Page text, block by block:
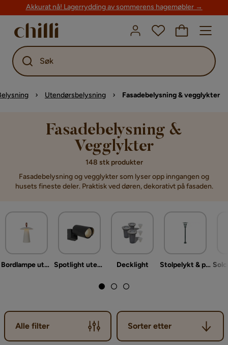
Akkurat nå! Lagerrydding av sommerens hagemøbler →
Søk
Utendørsbelysning Fasadebelysning & vegglykter
Fasadebelysning &
Vegglykter
148 stk produkter
Fasadebelysning og vegglykter som lyser opp inngangen og
husets fineste deler. Praktisk ved døren, dekorativt på fasaden.
Bordlampe utendørs Spotlight utendørs Decklight Stolpelykt & portlykt
Alle filter
Sorter etter
Sorter etter